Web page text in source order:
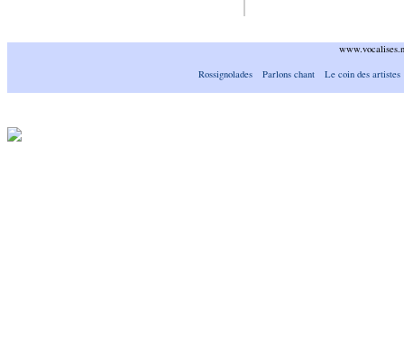
Rossignolades
Parlons chant Le coin des artistes